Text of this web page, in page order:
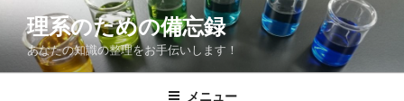
ン
ン
理系のための備忘録
あなたの知識の整理をお手伝いします！
メニュー